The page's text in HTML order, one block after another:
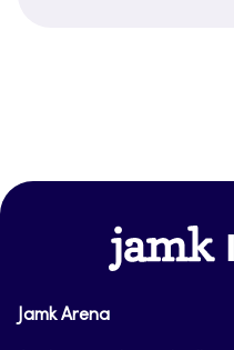
www.jamk.fi
Jamk Arena